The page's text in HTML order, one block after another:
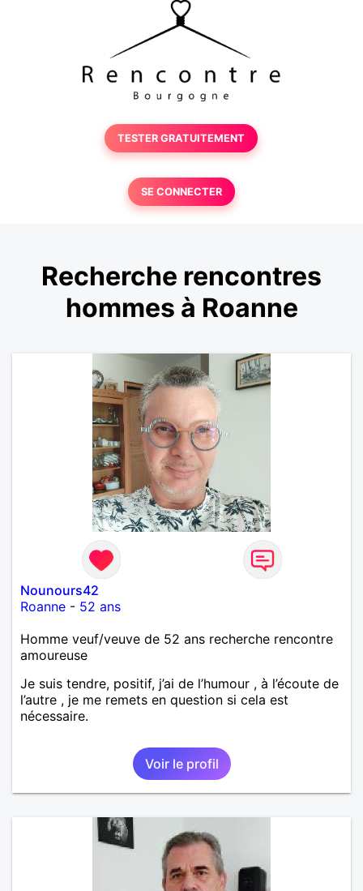
TESTER GRATUITEMENT
SE CONNECTER
Recherche rencontres
hommes à Roanne
Nounours42
Roanne - 52 ans
Homme veuf/veuve de 52 ans recherche rencontre
amoureuse
Je suis tendre, positif, j’ai de l’humour , à l’écoute de
l’autre , je me remets en question si cela est
nécessaire.
Voir le profil